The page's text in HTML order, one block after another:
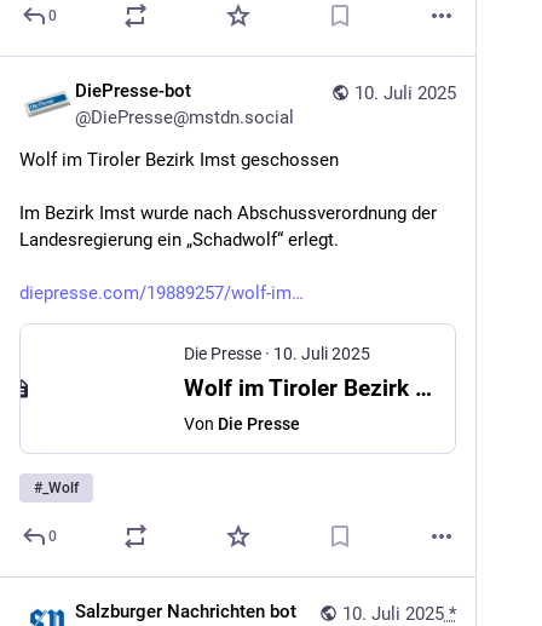
0
10. Juli 2025
DiePresse-bot
@DiePresse@mstdn.social
Wolf im Tiroler Bezirk Imst geschossen
Im Bezirk Imst wurde nach Abschussverordnung der
Landesregierung ein „Schadwolf“ erlegt.
diepresse.com/19889257/wolf-im
Die Presse · 10. Juli 2025
Wolf im Tiroler Bezirk Imst geschossen
Von Die Presse
# _Wolf
0
10. Juli 2025 *
Salzburger Nachrichten bot